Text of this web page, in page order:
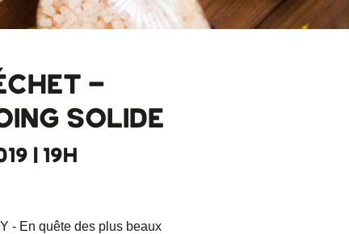
-
SOLIDE
| 19H
- En quête des plus beaux